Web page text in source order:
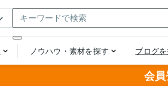
会